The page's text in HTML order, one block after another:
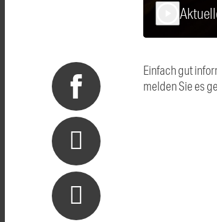
Einfach gut
melden Sie es